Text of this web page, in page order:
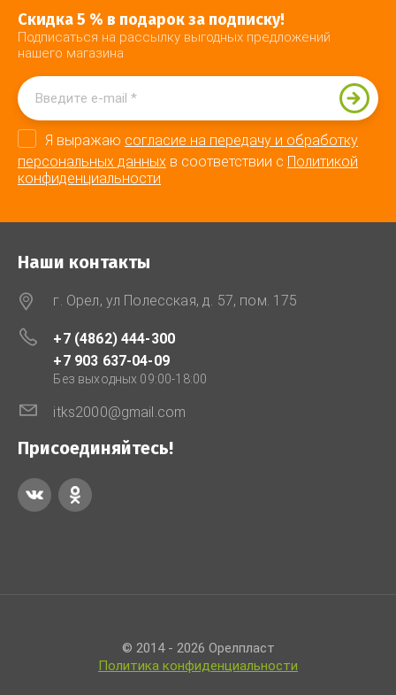
Скидка 5 % в подарок за подписку!
Подписаться на рассылку выгодных предложений
нашего магазина
Я выражаю согласие на передачу и обработку
персональных данных в соответствии с Политикой
конфиденциальности
Наши контакты
г. Орел, ул Полесская, д. 57, пом. 175
+7 (4862) 444-300
+7 903 637-04-09
Без выходных 09:00-18:00
itks2000@gmail.com
Присоединяйтесь!
© 2014 - 2026 Орелпласт
Политика конфиденциальности